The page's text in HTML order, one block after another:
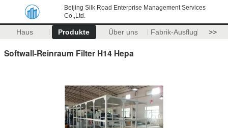
Beijing Silk Road Enterprise Management Services
Co.,Ltd.
Haus Produkte Über uns Fabrik-Ausflug >>
Softwall-Reinraum Filter H14 Hepa